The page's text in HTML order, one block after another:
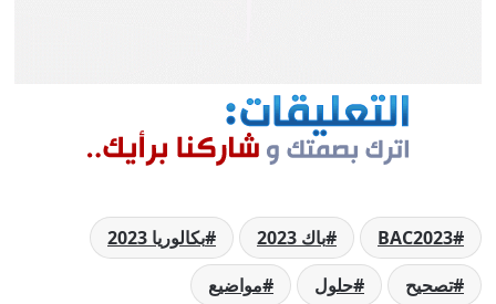
BAC2023 باك 2023
بكالوريا 2023
تصحيح
حلول مواضيع